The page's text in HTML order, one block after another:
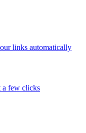
links automatically
a few clicks